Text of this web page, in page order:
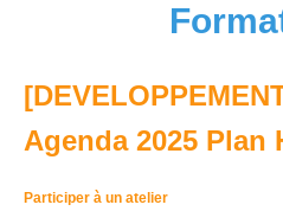
Agenda 2025 Plan
Participer à un atelier